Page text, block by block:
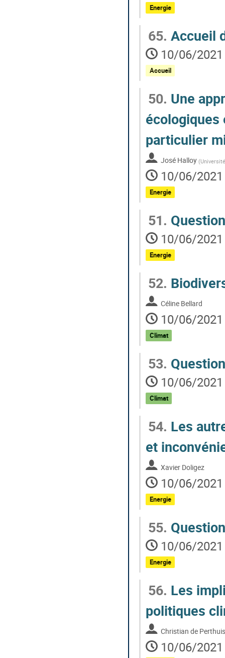
Energie
65. Accueil
10/06/
Accueil
50. Une
écologiques
particulier
José Halloy (
10/06/
Energie
51.
10/06/
Energie
52.
Céline Bellard
10/06/
Climat
53.
10/06/
Climat
54. Les
et
Xavier Doligez
10/06/
Energie
55.
10/06/
Energie
56. Les
politiques
Christian de Perthuis
10/06/